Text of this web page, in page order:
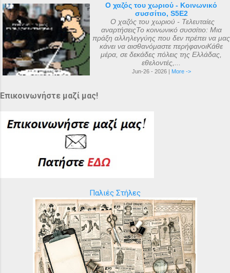
Ο χαζός του χωριού - Κοινωνικό
συσσίτιο, S5E2
Ο χαζός του χωριού - Τελευταίες
αναρτήσειςΤο κοινωνικό συσσίτιο: Μια
πράξη αλληλεγγύης που δεν πρέπει να μας
κάνει να αισθανόμαστε περήφανοιΚάθε
μέρα, σε δεκάδες πόλεις της Ελλάδας,
εθελοντές,...
Jun-26 - 2026 | More ->
Επικοινωνήστε μαζί μας!
Παλιές Στήλες